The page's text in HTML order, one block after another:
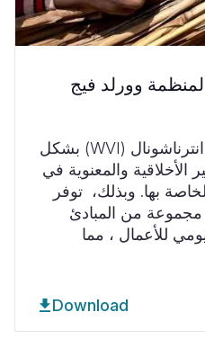
وورلد فيج
(WVI)
بشكل
الأخلاقية والمعنوية في
بها. وبذلك، توفر
من المبادئ
للأعمال ، مما
Download